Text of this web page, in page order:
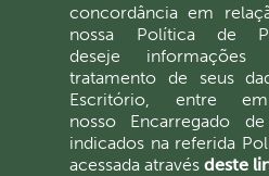
concordância em
nossa Política de
deseje informações
tratamento de seus
Escritório, entre
nosso Encarregado
indicados na referida
acessada através deste